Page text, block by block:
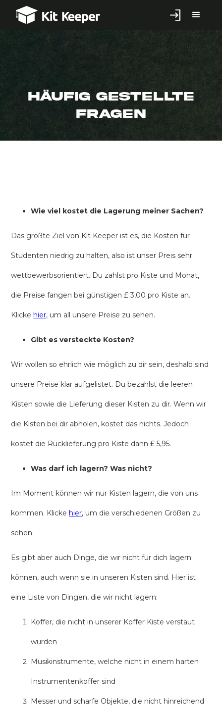
Häufig Gestellte
Fragen
Wie viel kostet die Lagerung meiner Sachen?
Das größte Ziel von Kit Keeper ist es, die Kosten für
Studenten niedrig zu halten, also ist unser Preis sehr
wettbewerbsorientiert. Du zahlst pro Kiste und Monat,
die Preise fangen bei günstigen £ 3,00 pro Kiste an.
Klicke hier, um all unsere Preise zu sehen.
Gibt es versteckte Kosten?
Wir wollen so ehrlich wie möglich zu dir sein, deshalb sind
unsere Preise klar aufgelistet. Du bezahlst die leeren
Kisten sowie die Lieferung dieser Kisten zu dir. Wenn wir
die Kisten bei dir abholen, kostet das nichts. Jedoch
kostet die Rücklieferung pro Kiste dann £ 5,95.
Was darf ich lagern? Was nicht?
Im Moment können wir nur Kisten lagern, die von uns
kommen. Klicke hier, um die verschiedenen Größen zu
sehen.
Es gibt aber auch Dinge, die wir nicht für dich lagern
können, auch wenn sie in unseren Kisten sind. Hier ist
eine Liste von Dingen, die wir nicht lagern:
Koffer, die nicht in unserer Koffer Kiste verstaut
wurden
Musikinstrumente, welche nicht in einem harten
Instrumentenkoffer sind
Messer und scharfe Objekte, die nicht hinreichend